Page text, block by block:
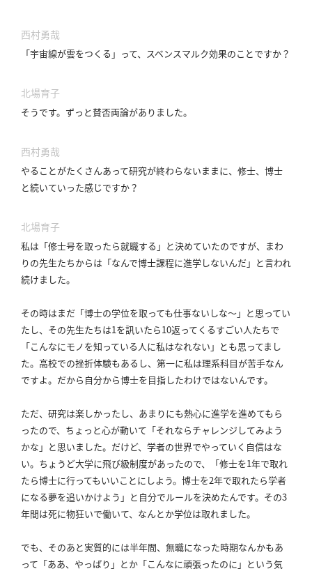
西村勇哉
「宇宙線が雲をつくる」って、スベンスマルク効果のことですか？
北場育子
そうです。 ずっと賛否両論がありました。
西村勇哉
やることがたくさんあって研究が終わらないままに、修士、博士
と続いていった感じですか？
北場育子
私は「修士号を取ったら就職する」と決めていたのですが、まわ
りの先生たちからは「なんで博士課程に進学しないんだ」と言われ
続けました。
その時はまだ「博士の学位を取っても仕事ないしな～」と思ってい
たし、その先生たちは1を訊いたら10返ってくるすごい人たちで
「こんなにモノを知っている人に私はなれない」とも思ってまし
た。 高校での挫折体験もあるし、第一に私は理系科目が苦手なん
ですよ。 だから自分から博士を目指したわけではないんです。
ただ、研究は楽しかったし、あまりにも熱心に進学を進めてもら
ったので、ちょっと心が動いて「それならチャレンジしてみよう
かな」と思いました。 だけど、学者の世界でやっていく自信はな
い。 ちょうど大学に飛び級制度があったので、「修士を1年で取れ
たら博士に行ってもいいことにしよう。 博士を2年で取れたら学者
になる夢を追いかけよう」と自分でルールを決めたんです。 その3
年間は死に物狂いで働いて、なんとか学位は取れました。
でも、そのあと実質的には半年間、無職になった時期なんかもあ
って「ああ、やっぱり」とか「こんなに頑張ったのに」という気